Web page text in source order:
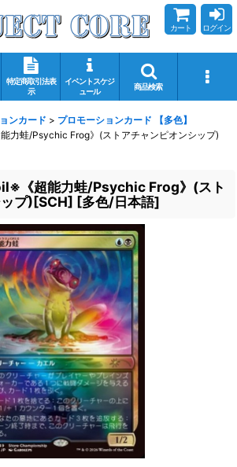
カート ログイン
特定商取引法表
示
イベントスケジ
ュール
商品検索
ンカード > プロモーションカード 【多色】
力蛙/Psychic Frog》(ストアチャンピオンシップ)
《超能力蛙/Psychic Frog》(スト
プ)[SCH] [多色/日本語]